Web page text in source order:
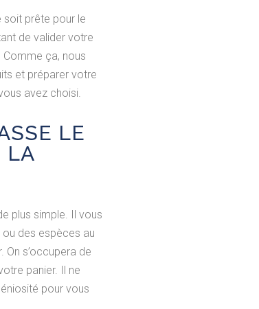
prête pour le
de valider votre
ça, nous
et préparer votre
avez choisi.
LE
LA
plus simple. Il vous
des espèces au
s’occupera de
panier. Il ne
pour vous